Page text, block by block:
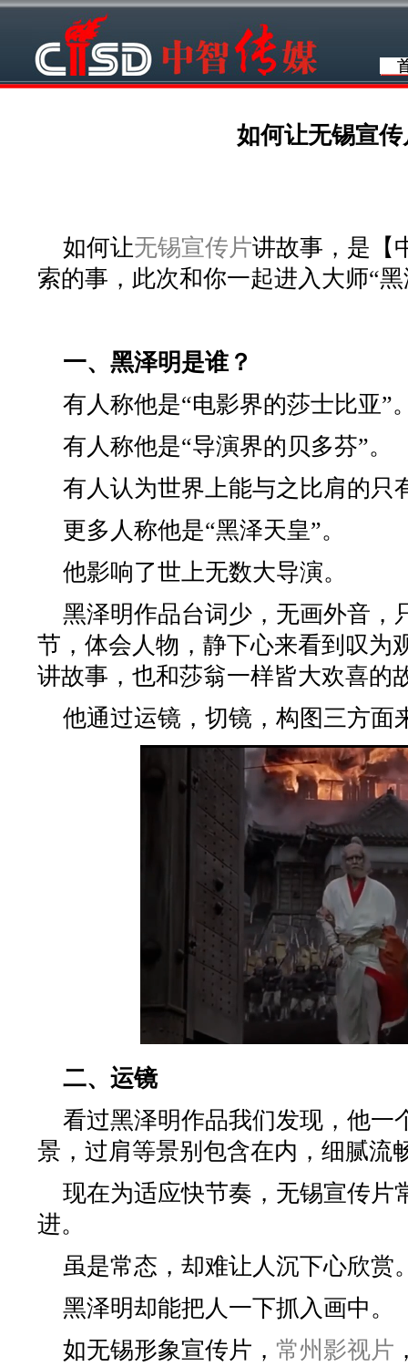
如何让无锡宣
如何让无锡宣传片讲故事，是【
索的事，此次和你一起进入大师“
一、黑泽明是谁？
有人称他是“电影界的莎士比亚”
有人称他是“导演界的贝多芬”。
有人认为世界上能与之比肩的只
更多人称他是“黑泽天皇”。
他影响了世上无数大导演。
黑泽明作品台词少，无画外音，
节，体会人物，静下心来看到叹为
讲故事，也和莎翁一样皆大欢喜的
他通过运镜，切镜，构图三方面
二、运镜
看过黑泽明作品我们发现，他一
景，过肩等景别包含在内，细腻流
现在为适应快节奏，无锡宣传片
进。
虽是常态，却难让人沉下心欣赏
黑泽明却能把人一下抓入画中。
如无锡形象宣传片， 常州影视片